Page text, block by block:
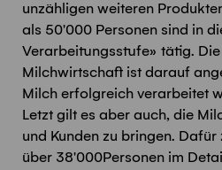
unzähligen weiteren
als 50'000 Personen sind in
Verarbeitungsstufe» tätig.
Milchwirtschaft ist darauf
Milch erfolgreich verarbeitet
Letzt gilt es aber auch, die
und Kunden zu bringen. Dafür
über 38'000Personen im